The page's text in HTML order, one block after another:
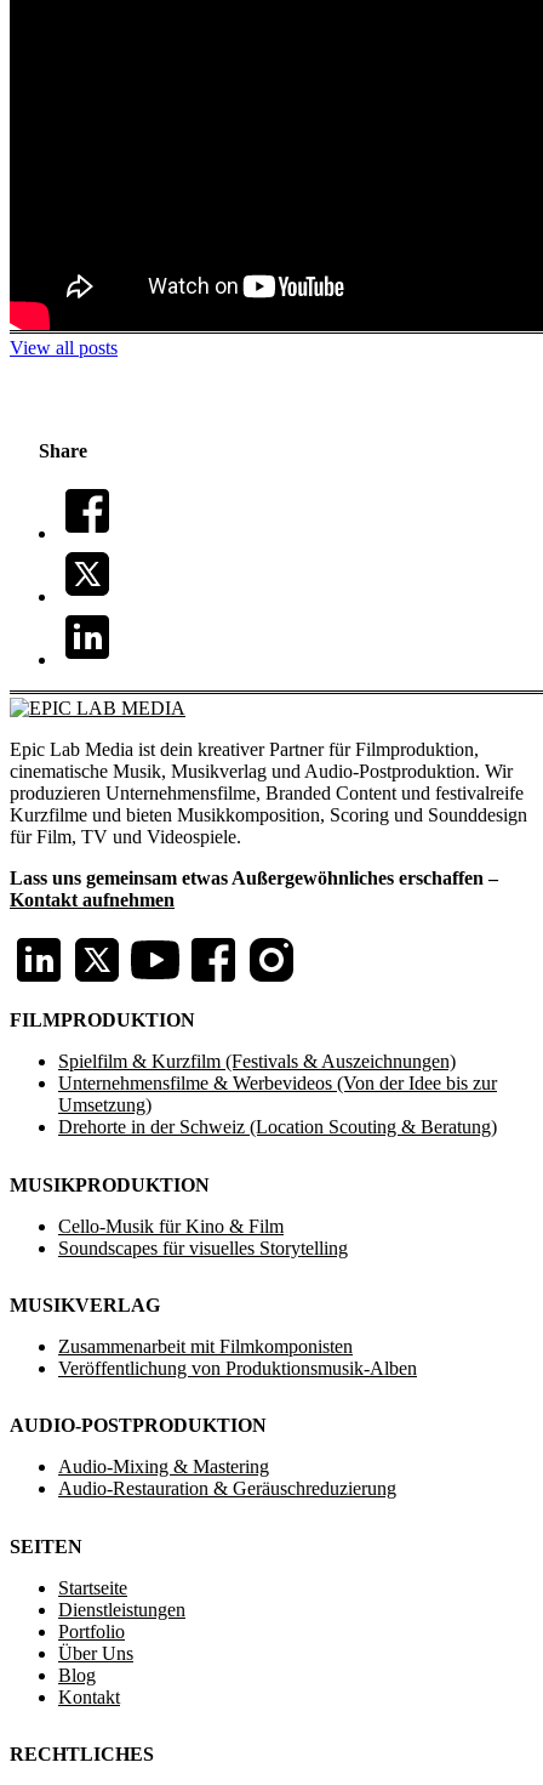
View all posts
Share
Epic Lab Media ist dein kreativer Partner für Filmproduktion,
cinematische Musik, Musikverlag und Audio-Postproduktion. Wir
produzieren Unternehmensfilme, Branded Content und festivalreife
Kurzfilme und bieten Musikkomposition, Scoring und Sounddesign
für Film, TV und Videospiele.
Lass uns gemeinsam etwas Außergewöhnliches erschaffen –
Kontakt aufnehmen
FILMPRODUKTION
Spielfilm & Kurzfilm (Festivals & Auszeichnungen)
Unternehmensfilme & Werbevideos (Von der Idee bis zur
Umsetzung)
Drehorte in der Schweiz (Location Scouting & Beratung)
MUSIKPRODUKTION
Cello-Musik für Kino & Film
Soundscapes für visuelles Storytelling
MUSIKVERLAG
Zusammenarbeit mit Filmkomponisten
Veröffentlichung von Produktionsmusik-Alben
AUDIO-POSTPRODUKTION
Audio-Mixing & Mastering
Audio-Restauration & Geräuschreduzierung
SEITEN
Startseite
Dienstleistungen
Portfolio
Über Uns
Blog
Kontakt
RECHTLICHES